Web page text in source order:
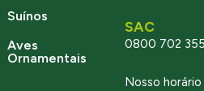
Suínos
Aves
Ornamentais
SAC
0800 702
Nosso